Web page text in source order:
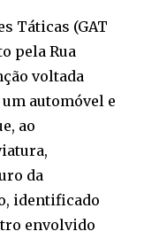
Táticas (GAT
pela Rua
voltada
automóvel e
ao
da
identificado
envolvido